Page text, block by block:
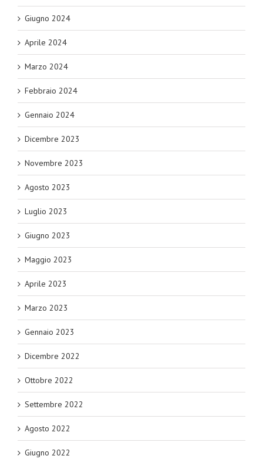
Giugno 2024
Aprile 2024
Marzo 2024
Febbraio 2024
Gennaio 2024
Dicembre 2023
Novembre 2023
Agosto 2023
Luglio 2023
Giugno 2023
Maggio 2023
Aprile 2023
Marzo 2023
Gennaio 2023
Dicembre 2022
Ottobre 2022
Settembre 2022
Agosto 2022
Giugno 2022